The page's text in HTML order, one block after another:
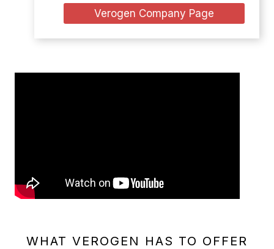
Verogen Company Page
WHAT VEROGEN HAS TO OFFER